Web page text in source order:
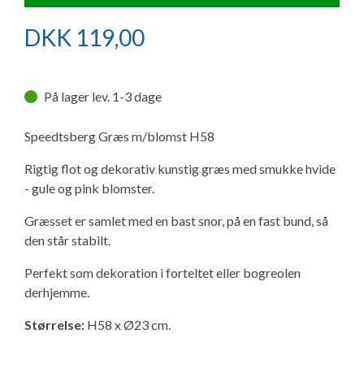
Adria Astella
Next
Hobby Prestige
Ny campingvogn - godt at vide
Finansiering af campingvogn
Forsikring af campingvogn
Brugte telte og udstyr
Isabella fortelte
Isabella Fortelte
Isabella Lufttelte
Isabella weekend- og vinterfortelte
Isabella fortelte til specialvogne
Camping erhverv
Adria Coral
Internet i campingvognen
Gas-komfort i din campingvogn
E-trailer kontrol- og sikkerhedsapp
Byvand - rindende vand i campingvognen
3 spændende ideer til campingvognen
GPS tracker til autocamper og campingvogn
GRØN Virksomhed
Klagemuligheder
Konkurrenceregler
DKK 119,00
På lager lev. 1-3 dage
Speedtsberg Græs m/blomst H58
Rigtig flot og dekorativ kunstig græs med smukke hvide
- gule og pink blomster.
Græsset er samlet med en bast snor, på en fast bund, så
den står stabilt.
Perfekt som dekoration i forteltet eller bogreolen
derhjemme.
Størrelse: H58 x Ø23 cm.